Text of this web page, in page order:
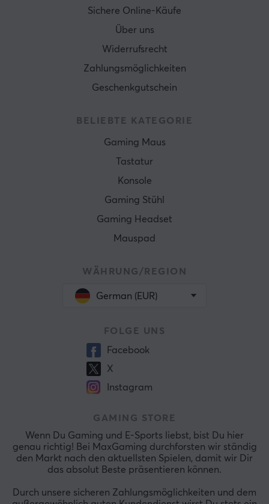
Sichere Online-Käufe
Über uns
Widerrufsrecht
Zahlungsmöglichkeiten
Geschenkgutschein
BELIEBTE KATEGORIE
Gaming Maus
Tastatur
Konsole
Gaming Stühl
Gaming Headset
Mauspad
WÄHRUNG/REGION
German (EUR)
FOLGE UNS
Facebook
X
Instagram
GAMING STORE
Wenn Du Gaming und E-Sports liebst, bist Du hier
genau richtig! Bei MaxGaming durchforsten wir ständig
den Markt nach den aktuellsten Spielen, damit wir Dir
das absolut Beste präsentieren können.
Durch unsere sicheren Zahlungsmöglichkeiten und dem